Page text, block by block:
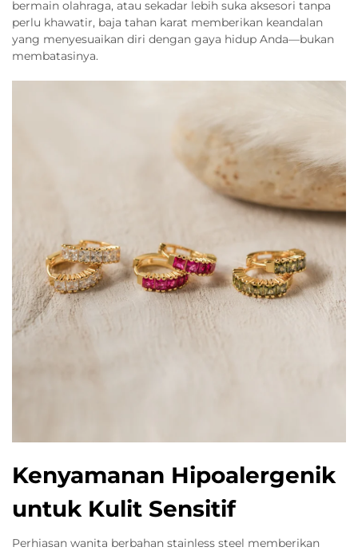
bermain olahraga, atau sekadar lebih suka aksesori tanpa
perlu khawatir, baja tahan karat memberikan keandalan
yang menyesuaikan diri dengan gaya hidup Anda—bukan
membatasinya.
Kenyamanan Hipoalergenik
untuk Kulit Sensitif
Perhiasan wanita berbahan stainless steel memberikan